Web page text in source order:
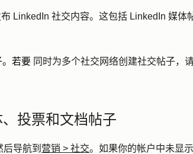
LinkedIn 社交内容。这包括 LinkedIn 媒体
。若要 同时为多个社交网络创建社交帖子，
投票和文档帖子
后导航到 营销 > 社交。如果你的帐户中未显示